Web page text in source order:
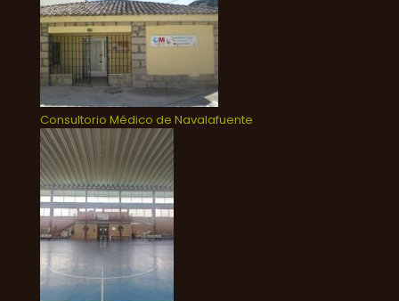
Consultorio Médico de Navalafuente